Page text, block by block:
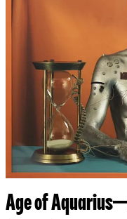
Age of Aquarius